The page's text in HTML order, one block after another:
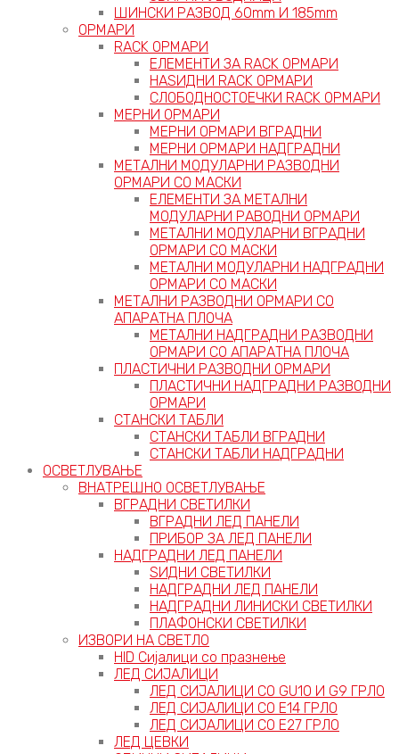
ШИНСКИ РАЗВОД 60mm И 185mm
ОРМАРИ
RACK ОРМАРИ
ЕЛЕМЕНТИ ЗА RACK ОРМАРИ
НАЅИДНИ RACK ОРМАРИ
СЛОБОДНОСТОЕЧКИ RACK ОРМАРИ
МЕРНИ ОРМАРИ
МЕРНИ ОРМАРИ ВГРАДНИ
МЕРНИ ОРМАРИ НАДГРАДНИ
МЕТАЛНИ МОДУЛАРНИ РАЗВОДНИ
ОРМАРИ СО МАСКИ
ЕЛЕМЕНТИ ЗА МЕТАЛНИ
МОДУЛАРНИ РАВОДНИ ОРМАРИ
МЕТАЛНИ МОДУЛАРНИ ВГРАДНИ
ОРМАРИ СО МАСКИ
МЕТАЛНИ МОДУЛАРНИ НАДГРАДНИ
ОРМАРИ СО МАСКИ
МЕТАЛНИ РАЗВОДНИ ОРМАРИ СО
АПАРАТНА ПЛОЧА
МЕТАЛНИ НАДГРАДНИ РАЗВОДНИ
ОРМАРИ СО АПАРАТНА ПЛОЧА
ПЛАСТИЧНИ РАЗВОДНИ ОРМАРИ
ПЛАСТИЧНИ НАДГРАДНИ РАЗВОДНИ
ОРМАРИ
СТАНСКИ ТАБЛИ
СТАНСКИ ТАБЛИ ВГРАДНИ
СТАНСКИ ТАБЛИ НАДГРАДНИ
ОСВЕТЛУВАЊЕ
ВНАТРЕШНО ОСВЕТЛУВАЊЕ
ВГРАДНИ СВЕТИЛКИ
ВГРАДНИ ЛЕД ПАНЕЛИ
ПРИБОР ЗА ЛЕД ПАНЕЛИ
НАДГРАДНИ ЛЕД ПАНЕЛИ
ЅИДНИ СВЕТИЛКИ
НАДГРАДНИ ЛЕД ПАНЕЛИ
НАДГРАДНИ ЛИНИСКИ СВЕТИЛКИ
ПЛАФОНСКИ СВЕТИЛКИ
ИЗВОРИ НА СВЕТЛО
HID Сијалици со празнење
ЛЕД СИЈАЛИЦИ
ЛЕД СИЈАЛИЦИ СО GU10 И G9 ГРЛО
ЛЕД СИЈАЛИЦИ СО Е14 ГРЛО
ЛЕД СИЈАЛИЦИ СО Е27 ГРЛО
ЛЕД ЦЕВКИ